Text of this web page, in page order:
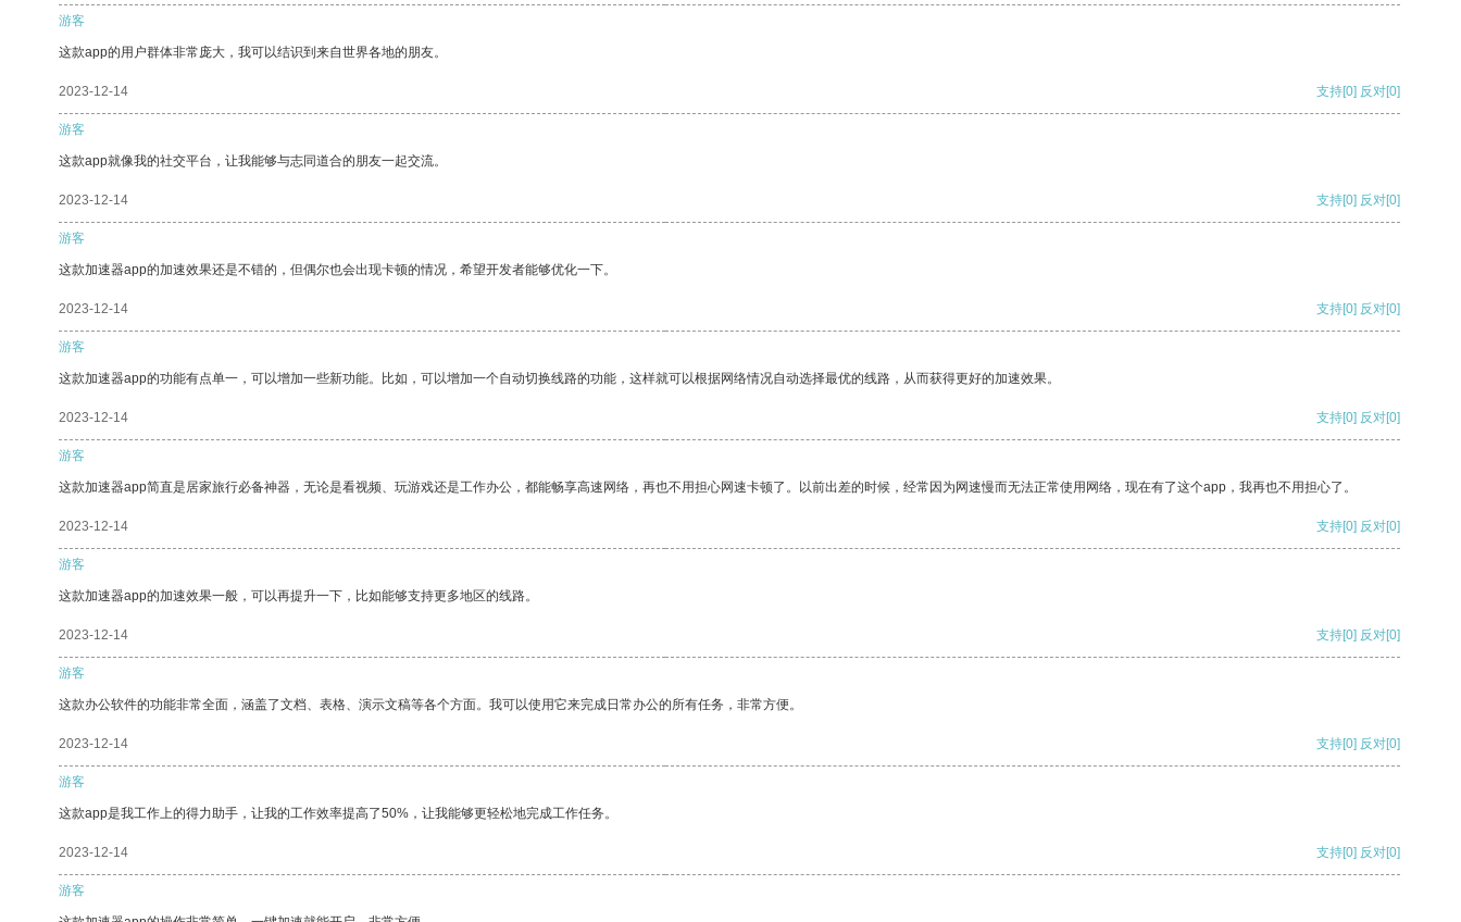
游客
这款app的用户群体非常庞大，我可以结识到来自世界各地的朋友。
2023-12-14 支持[0] 反对[0]
游客
这款app就像我的社交平台，让我能够与志同道合的朋友一起交流。
2023-12-14 支持[0] 反对[0]
游客
这款加速器app的加速效果还是不错的，但偶尔也会出现卡顿的情况，希望开发者能够优化一下。
2023-12-14 支持[0] 反对[0]
游客
这款加速器app的功能有点单一，可以增加一些新功能。比如，可以增加一个自动切换线路的功能，这样就可以根据网络情况自动选择最优的线路，从而获得更好的加速效果。
2023-12-14 支持[0] 反对[0]
游客
这款加速器app简直是居家旅行必备神器，无论是看视频、玩游戏还是工作办公，都能畅享高速网络，再也不用担心网速卡顿了。以前出差的时候，经常因为网速慢而无法正常使用网络，现在有了这个app，我再也不用担心了。
2023-12-14 支持[0] 反对[0]
游客
这款加速器app的加速效果一般，可以再提升一下，比如能够支持更多地区的线路。
2023-12-14 支持[0] 反对[0]
游客
这款办公软件的功能非常全面，涵盖了文档、表格、演示文稿等各个方面。我可以使用它来完成日常办公的所有任务，非常方便。
2023-12-14 支持[0] 反对[0]
游客
这款app是我工作上的得力助手，让我的工作效率提高了50%，让我能够更轻松地完成工作任务。
2023-12-14 支持[0] 反对[0]
游客